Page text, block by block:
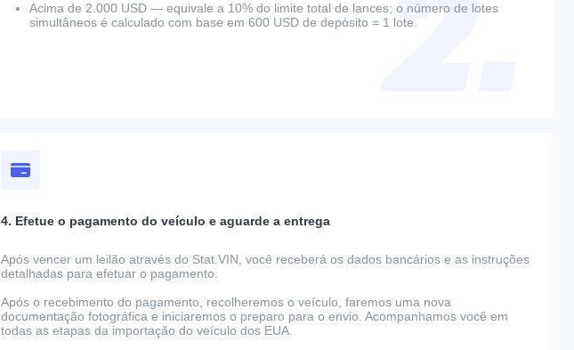
Acima de 2.000 USD — equivale a 10% do limite total de lances; o número de lotes
simultâneos é calculado com base em 600 USD de depósito = 1 lote.
4. Efetue o pagamento do veículo e aguarde a entrega
Após vencer um leilão através do Stat.VIN, você receberá os dados bancários e as instruções
detalhadas para efetuar o pagamento.
Após o recebimento do pagamento, recolheremos o veículo, faremos uma nova
documentação fotográfica e iniciaremos o preparo para o envio. Acompanhamos você em
todas as etapas da importação do veículo dos EUA.